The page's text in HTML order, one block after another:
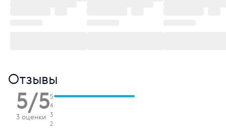
Отзывы
5/5
3 оценки
5
4
3
2